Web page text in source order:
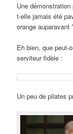
Une démonstration
t-elle jamais été
orange auparavant
Eh bien, que peut-
serviteur fidèle :
Un peu de pilates